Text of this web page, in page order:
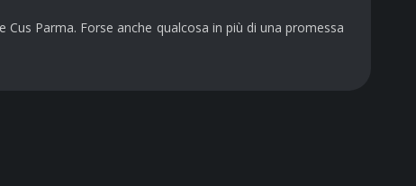
Parma. Forse anche qualcosa in più di una promessa